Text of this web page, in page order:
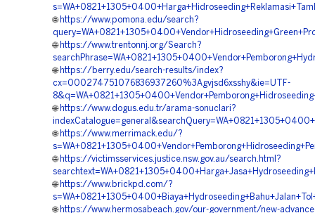
🌐 https://www.pomona.edu/search?
🌐 https://www.trentonnj.org/Search?
🌐 https://berry.edu/search-results/index?
cx=000274751076836937260%3Agvjsd6xsshy&ie=UTF-
🌐 https://www.dogus.edu.tr/arama-sonuclari?
🌐 https://www.merrimack.edu/?
🌐 https://victimsservices.justice.nsw.gov.au/search.html?
🌐 https://www.brickpd.com/?
🌐 https://www.hermosabeach.gov/our-government/new-